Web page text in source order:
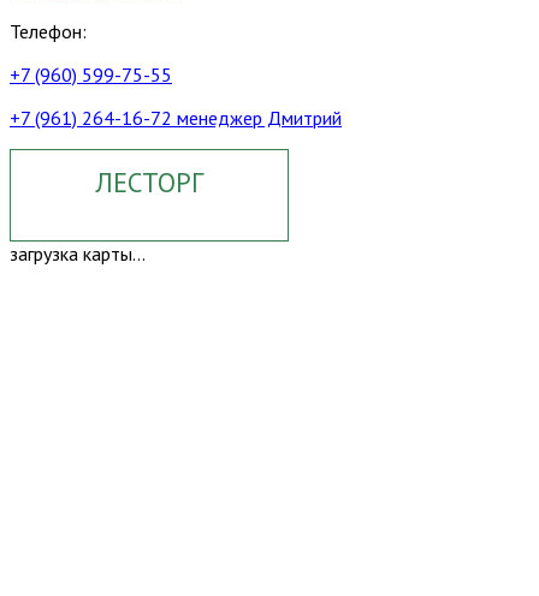
Телефон:
+7 (960) 599-75-55
+7 (961) 264-16-72 менеджер Дмитрий
ЛЕСТОРГ
загрузка карты...